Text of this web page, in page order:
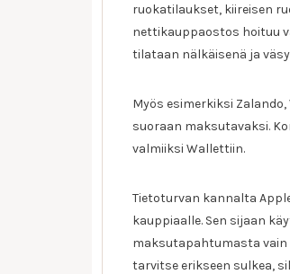
ruokatilaukset, kiireisen
nettikauppaostos hoituu
tilataan nälkäisenä ja
Myös esimerkiksi
suoraan maksutavaksi.
valmiiksi Wallettiin.
Tietoturvan kannalta
kauppiaalle. Sen sijaan
maksutapahtumasta vain
tarvitse erikseen sulkea,